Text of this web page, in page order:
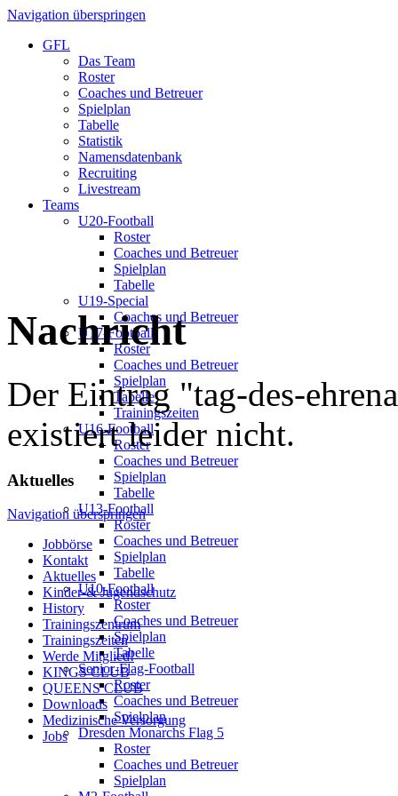
Navigation überspringen
GFL
Das Team
Roster
Coaches und Betreuer
Spielplan
Tabelle
Statistik
Namensdatenbank
Recruiting
Livestream
Teams
U20-Football
Roster
Coaches und Betreuer
Spielplan
Tabelle
U19-Special
Coaches und Betreuer
U17-Football
Roster
Coaches und Betreuer
Spielplan
Tabelle
Trainingszeiten
U16-Football
Roster
Coaches und Betreuer
Spielplan
Tabelle
U13-Football
Roster
Coaches und Betreuer
Spielplan
Tabelle
U10-Football
Roster
Coaches und Betreuer
Spielplan
Tabelle
Senior-Flag-Football
Roster
Coaches und Betreuer
Spielplan
Dresden Monarchs Flag 5
Roster
Coaches und Betreuer
Spielplan
Nachricht
Der Eintrag "tag-des-
existiert leider nicht.
Aktuelles
Navigation überspringen
Jobbörse
Kontakt
Aktuelles
Kinder-& Jugendschutz
History
Trainingszentrum
Trainingszeiten
Werde Mitglied!
KINGS CLUB
QUEENS CLUB
Downloads
Medizinische Versorgung
Jobs